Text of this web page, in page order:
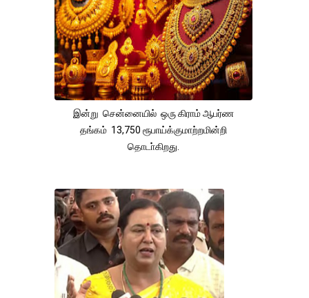
இன்று சென்னையில் ஒரு கிராம் ஆபர்ண
தங்கம் 13,750 ரூபாய்க்குமாற்றமின்றி
தொடா்கிறது.